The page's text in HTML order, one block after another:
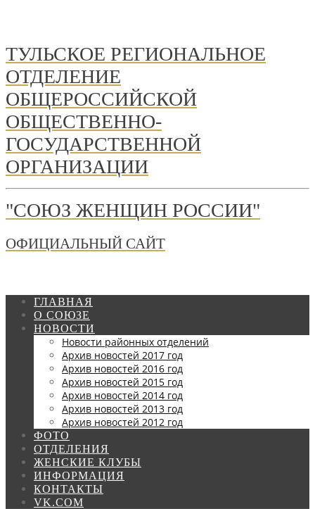
ТУЛЬСКОЕ РЕГИОНАЛЬНОЕ
ОТДЕЛЕНИЕ
ОБЩЕРОССИЙСКОЙ
ОБЩЕСТВЕННО-
ГОСУДАРСТВЕННОЙ
ОРГАНИЗАЦИИ
"СОЮЗ ЖЕНЩИН РОССИИ"
ОФИЦИАЛЬНЫЙ САЙТ
ГЛАВНАЯ
О СОЮЗЕ
НОВОСТИ
Новости районных отделений
Архив новостей 2017 год
Архив новостей 2016 год
Архив новостей 2015 год
Архив новостей 2014 год
Архив новостей 2013 год
Архив новостей 2012 год
ФОТО
ОТДЕЛЕНИЯ
ЖЕНСКИЕ КЛУБЫ
ИНФОРМАЦИЯ
КОНТАКТЫ
VK.COM